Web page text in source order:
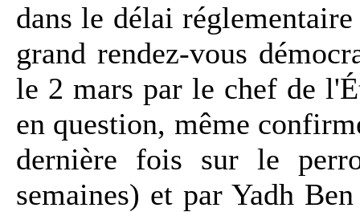
dans le délai
grand rendez-vous
le 2 mars par le chef de
en question, même
dernière fois sur le
semaines) et par Yadh